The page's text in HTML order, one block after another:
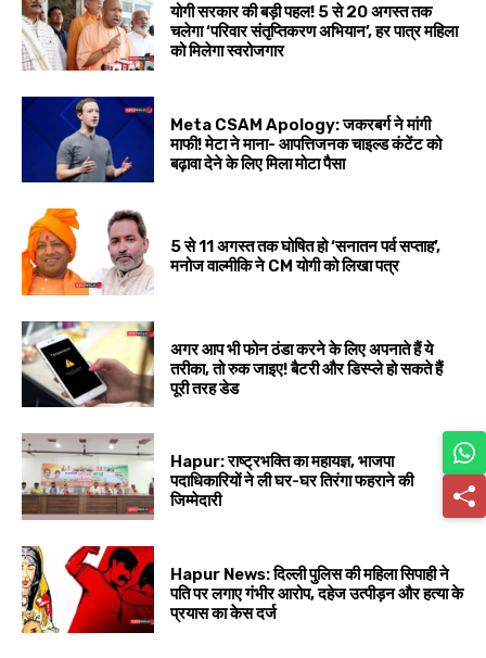
योगी सरकार की बड़ी पहल! 5 से 20 अगस्त तक
चलेगा ‘परिवार संतृप्तिकरण अभियान’, हर पात्र महिला
को मिलेगा स्वरोजगार
Meta CSAM Apology: जकरबर्ग ने मांगी
माफी! मेटा ने माना- आपत्तिजनक चाइल्ड कंटेंट को
बढ़ावा देने के लिए मिला मोटा पैसा
5 से 11 अगस्त तक घोषित हो ‘सनातन पर्व सप्ताह’,
मनोज वाल्मीकि ने CM योगी को लिखा पत्र
अगर आप भी फोन ठंडा करने के लिए अपनाते हैं ये
तरीका, तो रुक जाइए! बैटरी और डिस्प्ले हो सकते हैं
पूरी तरह डेड
Hapur: राष्ट्रभक्ति का महायज्ञ, भाजपा
पदाधिकारियों ने ली घर-घर तिरंगा फहराने की
जिम्मेदारी
Hapur News: दिल्ली पुलिस की महिला सिपाही ने
पति पर लगाए गंभीर आरोप, दहेज उत्पीड़न और हत्या के
प्रयास का केस दर्ज